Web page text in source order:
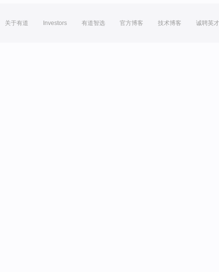
关于有道 Investors 有道智选 官方博客 技术博客 诚聘英才